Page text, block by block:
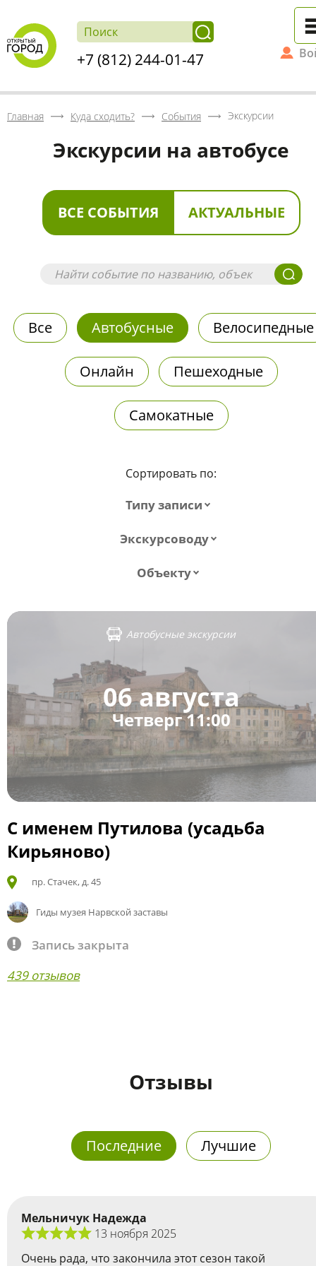
+7 (812) 244-01-47
Главная Куда сходить? События Экскурсии
Экскурсии на автобусе
ВСЕ СОБЫТИЯ АКТУАЛЬНЫЕ
Все Автобусные Велосипедные
Онлайн Пешеходные
Самокатные
Сортировать по:
Типу записи
Экскурсоводу
Объекту
Автобусные экскурсии
06 августа
Четверг 11:00
С именем Путилова (усадьба
Кирьяново)
пр. Стачек, д. 45
Гиды музея Нарвской заставы
Запись закрыта
439 отзывов
Отзывы
Последние Лучшие
Мельничук Надежда
13 ноября 2025
Очень рада, что закончила этот сезон такой